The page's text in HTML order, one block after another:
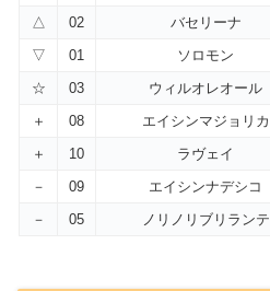
△
02 バセリーナ
▽
01 ソロモン
☆
03 ウィルオレオール
＋
08 エイシンマジョリカ
＋
10 ラヴェイ
－
09 エイシンナデシコ
－
05 ノリノリブリランテ